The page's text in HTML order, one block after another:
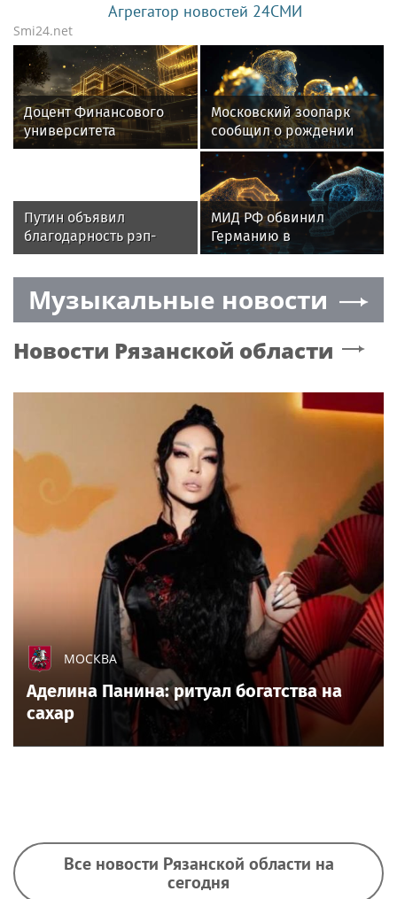
Агрегатор новостей 24СМИ
Smi24.net
Доцент Финансового
университета
объяснил, как бороться
Московский зоопарк
сообщил о рождении
двойни винторогих
козлят
Путин объявил
благодарность рэп-
исполнителю ST
МИД РФ обвинил
Германию в
пересмотре уроков
Музыкальные новости
Новости Рязанской области
МОСКВА
Аделина Панина: ритуал богатства на
сахар
Все новости Рязанской области на
сегодня